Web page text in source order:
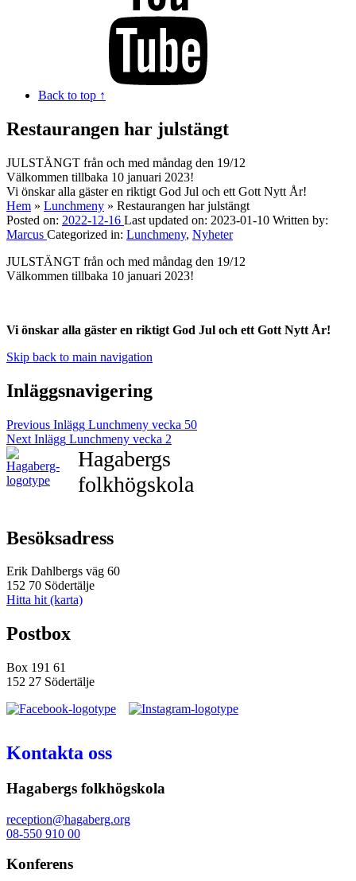
Back to top ↑
Restaurangen har julstängt
JULSTÄNGT från och med måndag den 19/12
Välkommen tillbaka 10 januari 2023!
Vi önskar alla gäster en riktigt God Jul och ett Gott Nytt År!
Hem » Lunchmeny » Restaurangen har julstängt
Posted on: 2022-12-16 Last updated on: 2023-01-10 Written by:
Marcus Categorized in: Lunchmeny, Nyheter
JULSTÄNGT från och med måndag den 19/12
Välkommen tillbaka 10 januari 2023!
Vi önskar alla gäster en riktigt God Jul och ett Gott Nytt År!
Skip back to main navigation
Inläggsnavigering
Previous Inlägg Lunchmeny vecka 50
Next Inlägg Lunchmeny vecka 2
Hagabergs
folkhögskola
Besöksadress
Erik Dahlbergs väg 60
152 70 Södertälje
Hitta hit (karta)
Postbox
Box 191 61
152 27 Södertälje
Kontakta oss
Hagabergs folkhögskola
reception@hagaberg.org
08-550 910 00
Konferens